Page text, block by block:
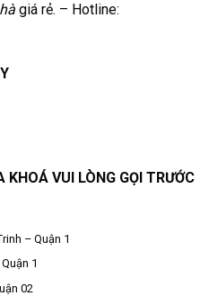
giá rẻ. – Hotline:
VUI LÒNG GỌI TRƯỚC
– Quận 1
1
02